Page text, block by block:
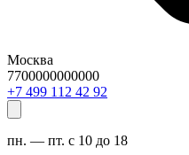
Москва
7700000000000
29 24 211 994 7+
пн. — пт. с 10 до 18